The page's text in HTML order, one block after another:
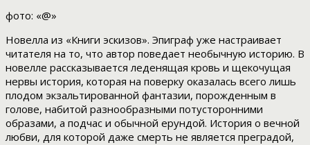
фото: «@»
Новелла из «Книги эскизов». Эпиграф уже настраивает
читателя на то, что автор поведает необычную историю. В
новелле рассказывается леденящая кровь и щекочущая
нервы история, которая на поверку оказалась всего лишь
плодом экзальтированной фантазии, порожденным в
голове, набитой разнообразными потусторонними
образами, а подчас и обычной ерундой. История о вечной
любви, для которой даже смерть не является преградой,